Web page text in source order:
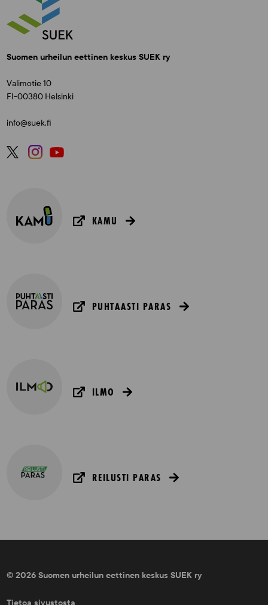
Suomen urheilun eettinen keskus SUEK ry
Valimotie 10
FI-00380 Helsinki
info@suek.fi
KAMU
PUHTAASTI PARAS
ILMO
REILUSTI PARAS
© 2026 Suomen urheilun eettinen keskus SUEK ry